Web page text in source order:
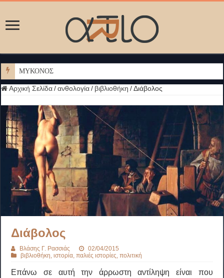
ΜΥΚΟΝΟΣ
Αρχική Σελίδα / ανθολογία / βιβλιοθήκη / Διάβολος
Διάβολος
Βλάσης Γ. Ρασσιάς
02/04/2015
βιβλιοθήκη,ιστορία,παλιές ιστορίες,πολιτική
Επάνω σε αυτή την άρρωστη αντίληψη είναι που